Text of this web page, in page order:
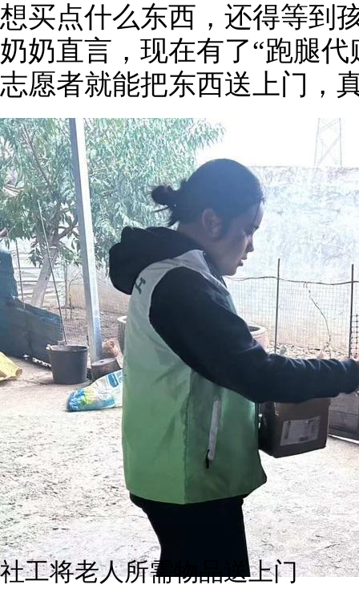
想买点什么东西，还得等到
奶奶直言，现在有了“跑腿
志愿者就能把东西送上门，
社工将老人所需物品送上门